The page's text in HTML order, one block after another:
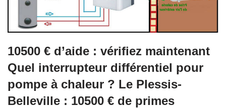
10500 € d’aide : vérifiez maintenant
Quel interrupteur différentiel pour
pompe à chaleur ? Le Plessis-
Belleville : 10500 € de primes